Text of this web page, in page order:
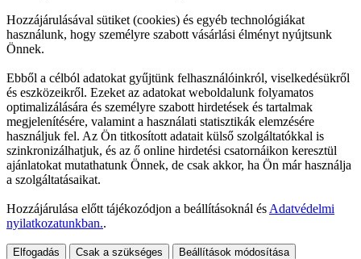
Hozzájárulásával sütiket (cookies) és egyéb technológiákat
használunk, hogy személyre szabott vásárlási élményt nyújtsunk
Önnek.
Ebből a célból adatokat gyűjtünk felhasználóinkról, viselkedésükről
és eszközeikről. Ezeket az adatokat weboldalunk folyamatos
optimalizálására és személyre szabott hirdetések és tartalmak
megjelenítésére, valamint a használati statisztikák elemzésére
használjuk fel. Az Ön titkosított adatait külső szolgáltatókkal is
szinkronizálhatjuk, és az ő online hirdetési csatornáikon keresztül
ajánlatokat mutathatunk Önnek, de csak akkor, ha Ön már használja
a szolgáltatásaikat.
Hozzájárulása előtt tájékozódjon a beállításoknál és Adatvédelmi
nyilatkozatunkban..
Elfogadás Csak a szükséges Beállítások módosítása